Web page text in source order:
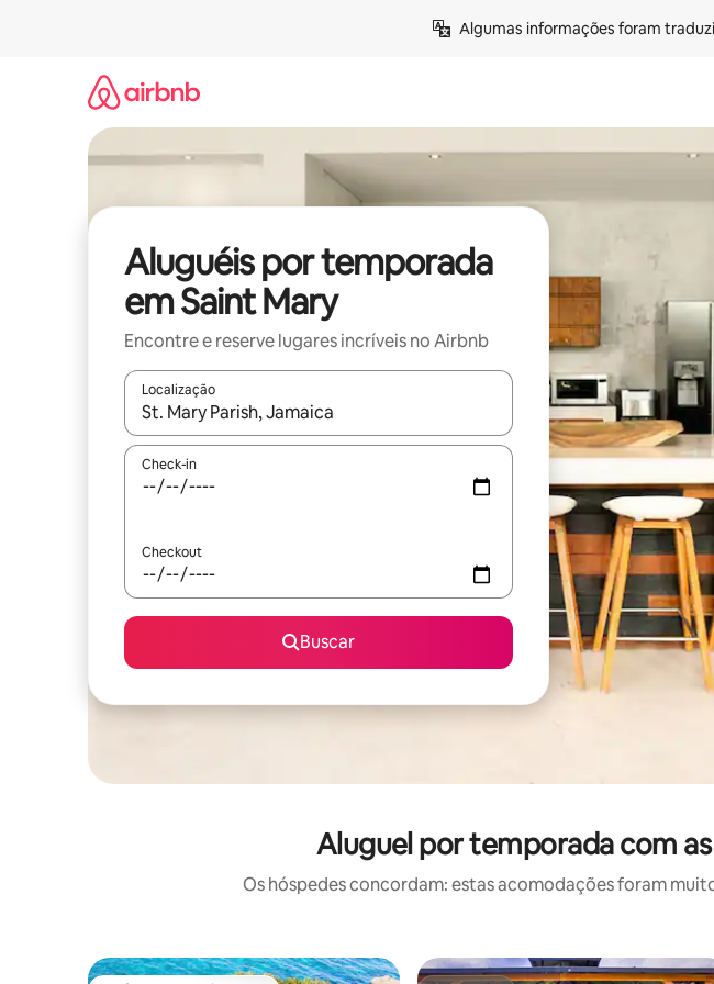
Algumas informações foram
Aluguéis por temporada
em Saint Mary
Encontre e reserve lugares incríveis no Airbnb
Localização
Quando os resultados estiverem disponíveis, explore-os usando as seta para
Check-in
Checkout
Buscar
Aluguel por temporada com
Os hóspedes concordam: estas acomodações foram